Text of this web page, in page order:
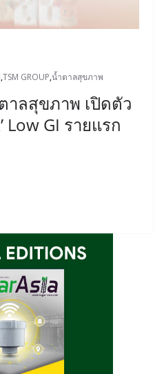
,TSM GROUP,น้ำตาลสุขภาพ
าลสุขภาพ เปิดตัว
Low GI รายแรก